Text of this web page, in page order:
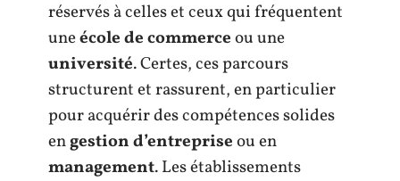
réservés à celles et ceux qui fréquentent
uneécole de commerceou une
université. Certes, ces parcours
structurent et rassurent, en particulier
pour acquérir des compétences solides
engestion d’entrepriseou en
management. Les établissements